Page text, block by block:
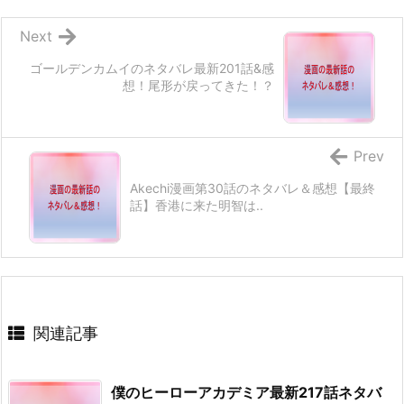
ゴールデンカムイのネタバレ最新201話&感
想！尾形が戻ってきた！？
Next
Akechi漫画第30話のネタバレ＆感想【最終
話】香港に来た明智は..
Prev
関連記事
僕のヒーローアカデミア最新217話ネタバ